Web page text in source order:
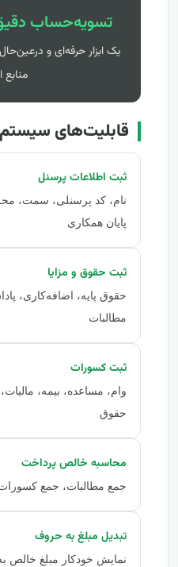
تسویه‌حساب
یک ابزار حرفه‌ای و
منابع
قابلیت‌های سیستم
ثبت اطلاعات پرسنل
نام، کد پرسنلی، سمت،
پایان همکاری
ثبت حقوق و مزایا
حقوق پایه، اضافه‌کاری،
مطالبات
ثبت کسورات
وام، مساعده، بیمه،
حقوق
محاسبه خالص پرداخت
جمع مطالبات، جمع کسورات
تبدیل مبلغ به حروف
نمایش خودکار مبلغ خالص